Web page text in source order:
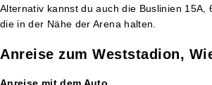
Alternativ kannst du auch die Buslinien 15A,
die in der Nähe der Arena halten​.
Anreise zum Weststadion,